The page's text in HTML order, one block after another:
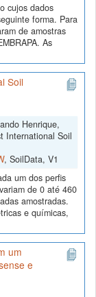
cujos dados
forma. Para
de amostras
As
Soil
Henrique,
International Soil
, SoilData, V1
um dos perfis
de 0 até 460
amostradas.
e químicas,
um
e